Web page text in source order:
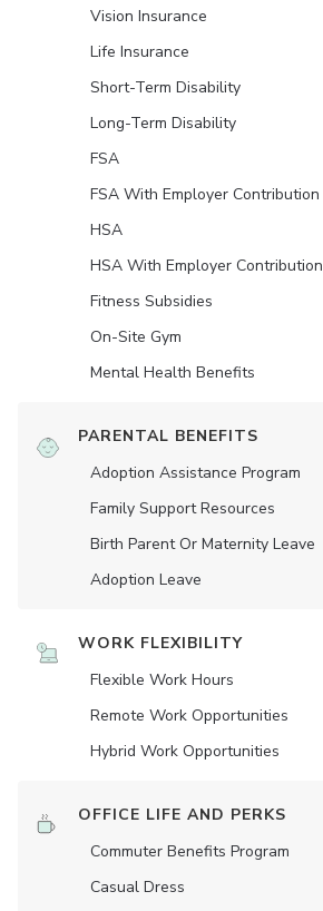
Vision Insurance
Life Insurance
Short-Term Disability
Long-Term Disability
FSA
FSA With Employer Contribution
HSA
HSA With Employer Contribution
Fitness Subsidies
On-Site Gym
Mental Health Benefits
PARENTAL BENEFITS
Adoption Assistance Program
Family Support Resources
Birth Parent Or Maternity Leave
Adoption Leave
WORK FLEXIBILITY
Flexible Work Hours
Remote Work Opportunities
Hybrid Work Opportunities
OFFICE LIFE AND PERKS
Commuter Benefits Program
Casual Dress